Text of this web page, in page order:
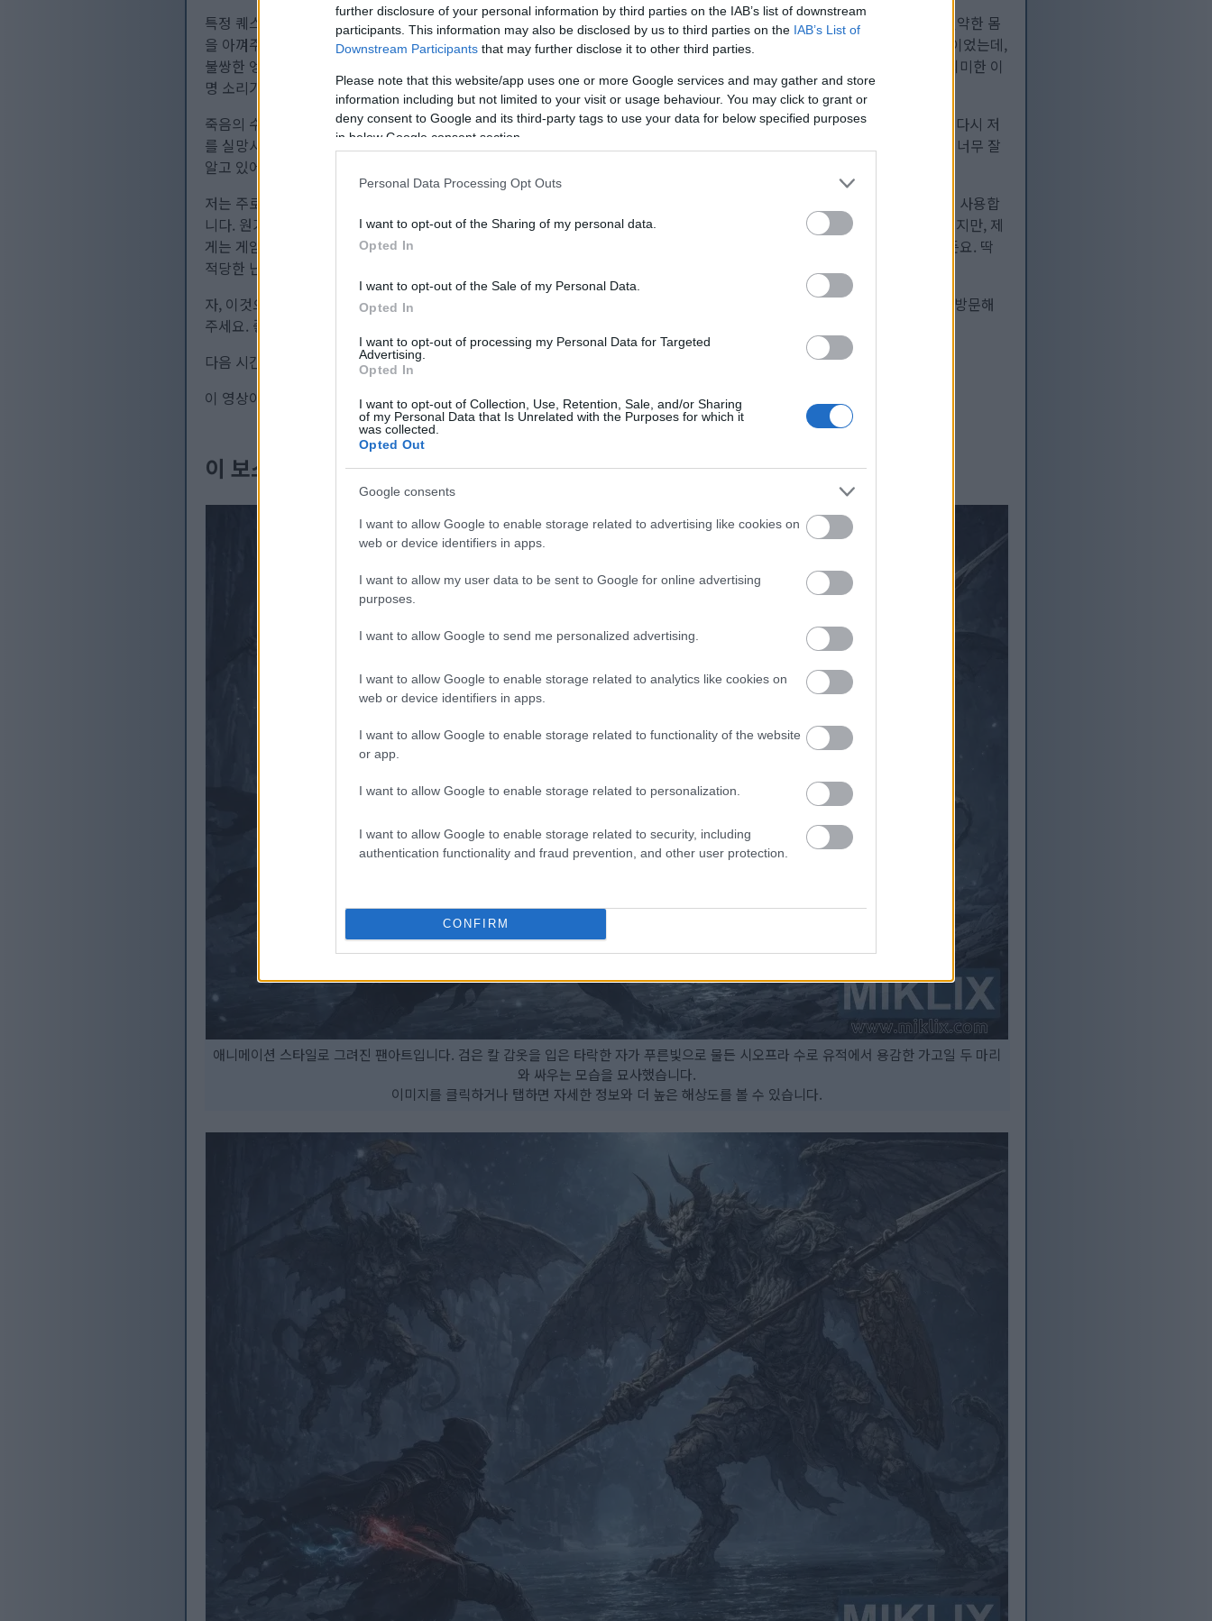
further disclosure of your personal information by third parties on the IAB’s list of downstream
participants. This information may also be disclosed by us to third parties on the IAB’s List of
Downstream Participants that may further disclose it to other third parties.
Please note that this website/app uses one or more Google services and may gather and store
information including but not limited to your visit or usage behaviour. You may click to grant or
deny consent to Google and its third-party tags to use your data for below specified purposes
in below Google consent section.
Personal Data Processing Opt Outs
I want to opt-out of the Sharing of my personal data.
Opted In
I want to opt-out of the Sale of my Personal Data.
Opted In
I want to opt-out of processing my Personal Data for Targeted
Advertising.
Opted In
I want to opt-out of Collection, Use, Retention, Sale, and/or Sharing
of my Personal Data that Is Unrelated with the Purposes for which it
was collected.
Opted Out
Google consents
I want to allow Google to enable storage related to advertising like cookies on
web or device identifiers in apps.
I want to allow my user data to be sent to Google for online advertising
purposes.
I want to allow Google to send me personalized advertising.
I want to allow Google to enable storage related to analytics like cookies on
web or device identifiers in apps.
I want to allow Google to enable storage related to functionality of the website
or app.
I want to allow Google to enable storage related to personalization.
I want to allow Google to enable storage related to security, including
authentication functionality and fraud prevention, and other user protection.
CONFIRM
특정 퀘스트 라인을 진행해서 죽음의 수호자 D를 소환할 수 있게 되면 이 전투는 훨씬 쉬워집니다. 저는 제가 가장 아끼는, 제 연약한 몸
을 아껴주는 추방된 기사 엥발을 데려갔지만, 그 혼자서는 가고일들을 감당할 수 없었습니다. 특히 독 범위 공격은 정말 치명적이었는데,
불쌍한 엥발은 머리에 너무 많은 공격을 맞아서 피하는 법조차 잊어버렸습니다. 가끔 한밤중에 적막할 때면 그의 투구 안에서 희미한 이
명 소리가 들리기도 합니다. 진짜입니다.
죽음의 수호자 D는 엄청난 체력을 자랑하며 가고일들을 아주 잘 막아냈고, 심지어 전투 끝까지 살아남았습니다. 반면 엥발은 또다시 저
를 실망시켰고, 정신 차리지 않으면 영구 해고될 위기에 처해 있습니다. 제가 지금 당장 더 나은 소환수가 없다는 사실을 엥발이 너무 잘
알고 있어서 그걸 악용하고 있는 것 같습니다.
저는 주로 민첩성 위주의 빌드로 플레이합니다. 근접 무기는 예리한 친화력을 가진 수호자의 검창과 성스러운 검인 전쟁의 재를 사용합
니다. 원거리 무기는 장궁과 단궁입니다. 이 영상은 제가 플레이할 당시 룬 레벨이 85였습니다. 이 레벨이 적절한지는 잘 모르겠지만, 제
게는 게임 난이도가 적당하게 느껴집니다. 너무 쉬워서 지루하지도 않고, 그렇다고 한 보스에게 몇 시간씩 매달리는 것도 싫거든요. 딱
적당한 난이도를 원합니다.
자, 이것으로 발리언트 가고일 영상은 끝입니다. 시청해 주셔서 감사합니다. 더 많은 영상을 보시려면 채널이나 miklix.com을 방문해
주세요. 좋아요와 구독을 눌러주시면 정말 최고일 거예요!
다음 시간까지 즐거운 게임 되세요!
이 영상이 마음에 드셨다면YouTube 에서 좋아요와 구독을 눌러주세요 :-)
이 보스 싸움에서 영감을 받은 팬 아트
애니메이션 스타일로 그려진 팬아트입니다. 검은 칼 갑옷을 입은 타락한 자가 푸른빛으로 물든 시오프라 수로 유적에서 용감한 가고일 두 마리
와 싸우는 모습을 묘사했습니다.
이미지를 클릭하거나 탭하면 자세한 정보와 더 높은 해상도를 볼 수 있습니다.